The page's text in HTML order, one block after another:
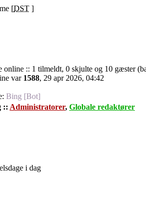
[DST ]
online :: 1 tilmeldt, 0 skjulte og 10 gæster
var 1588, 29 apr 2026, 04:42
Bing [Bot]
:: Administratorer, Globale redaktører
i dag